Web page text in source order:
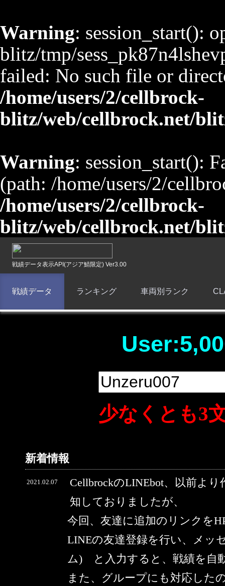
Warning: session_start():
blitz/tmp/
failed: No such file or
/home/users/2/cellbrock-
blitz/web/cellbrock.net/
Warning: session_start():
(path: /home/users/2/
/home/users/2/cellbrock-
blitz/web/cellbrock.net/
戦績データ表示API(アジア鯖限定) Ver3.00
戦績データ ランキング 車両別ランク
少なくとも3
新着情報
2021.02.07
CellbrockのLINEbot、以前よ
知しておりましたが、
今回、友達に追加のリンクを
LINEの友達登録を行い、メ
ム) と入力すると、戦績を自
また、グループにも対応した